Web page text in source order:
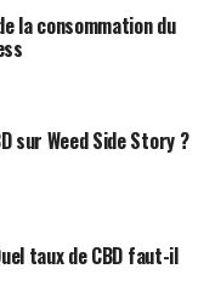
telles que
moyen facile et
routine. Si vous
votre routine
au CBD sont un
de CBD et
clés de la
humain possède
la consommation du
sur Weed Side Story ?
taux de CBD faut-il